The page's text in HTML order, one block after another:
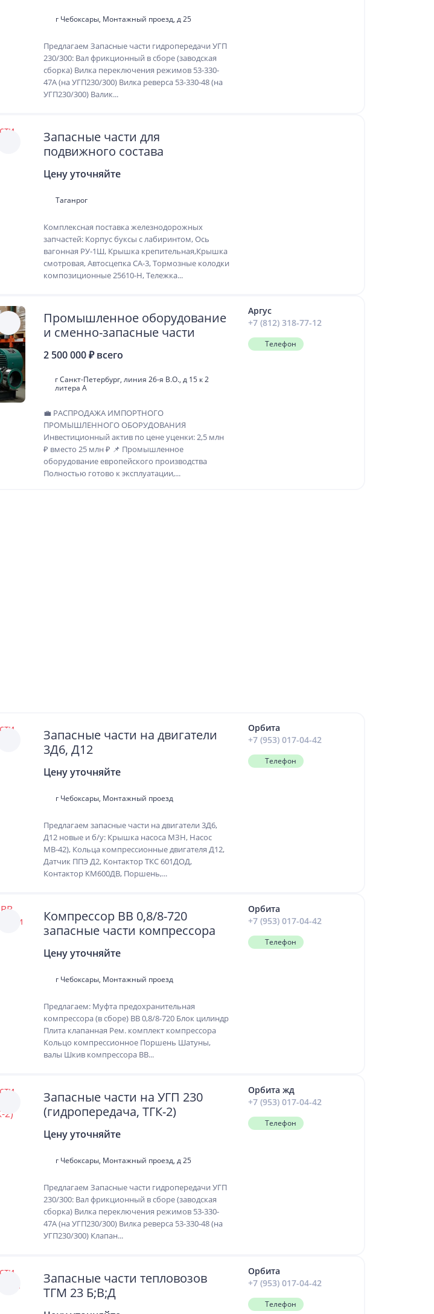
г Чебоксары, Монтажный проезд, д 25
Предлагаем Запасные части гидропередачи УГП
230/300: Вал фрикционный в сборе (заводская
сборка) Вилка переключения режимов 53-330-
47А (на УГП230/300) Вилка реверса 53-330-48 (на
УГП230/300) Валик...
Запасные части для
подвижного состава
Цену уточняйте
Таганрог
Комплексная поставка железнодорожных
запчастей: Корпус буксы с лабиринтом, Ось
вагонная РУ-1Ш, Крышка крепительная,Крышка
смотровая, Автосцепка СА-3, Тормозные колодки
композиционные 25610-Н, Тележка...
Промышленное оборудование
и сменно-запасные части
2 500 000 ₽ всего
г Санкт-Петербург, линия 26-я В.О., д 15 к 2
литера А
💼 РАСПРОДАЖА ИМПОРТНОГО
ПРОМЫШЛЕННОГО ОБОРУДОВАНИЯ
Инвестиционный актив по цене уценки: 2,5 млн
₽ вместо 25 млн ₽ 📌 Промышленное
оборудование европейского производства
Полностью готово к эксплуатации,...
Аргус
+7 (812) 318-77-12
Телефон
Запасные части на двигатели
3Д6, Д12
Цену уточняйте
г Чебоксары, Монтажный проезд
Предлагаем запасные части на двигатели 3Д6,
Д12 новые и б/у: Крышка насоса МЗН, Насос
МВ-42), Кольца компрессионные двигателя Д12,
Датчик ППЭ Д2, Контактор ТКС 601ДОД,
Контактор КМ600ДВ, Поршень,...
Орбита
+7 (953) 017-04-42
Телефон
Компрессор ВВ 0,8/8-720
запасные части компрессора
Цену уточняйте
г Чебоксары, Монтажный проезд
Предлагаем: Муфта предохранительная
компрессора (в сборе) ВВ 0,8/8-720 Блок цилиндр
Плита клапанная Рем. комплект компрессора
Кольцо компрессионное Поршень Шатуны,
валы Шкив компрессора ВВ...
Орбита
+7 (953) 017-04-42
Телефон
Запасные части на УГП 230
(гидропередача, ТГК-2)
Цену уточняйте
г Чебоксары, Монтажный проезд, д 25
Предлагаем Запасные части гидропередачи УГП
230/300: Вал фрикционный в сборе (заводская
сборка) Вилка переключения режимов 53-330-
47А (на УГП230/300) Вилка реверса 53-330-48 (на
УГП230/300) Клапан...
Орбита жд
+7 (953) 017-04-42
Телефон
Запасные части тепловозов
ТГМ 23 Б;В;Д
Орбита
+7 (953) 017-04-42
Телефон